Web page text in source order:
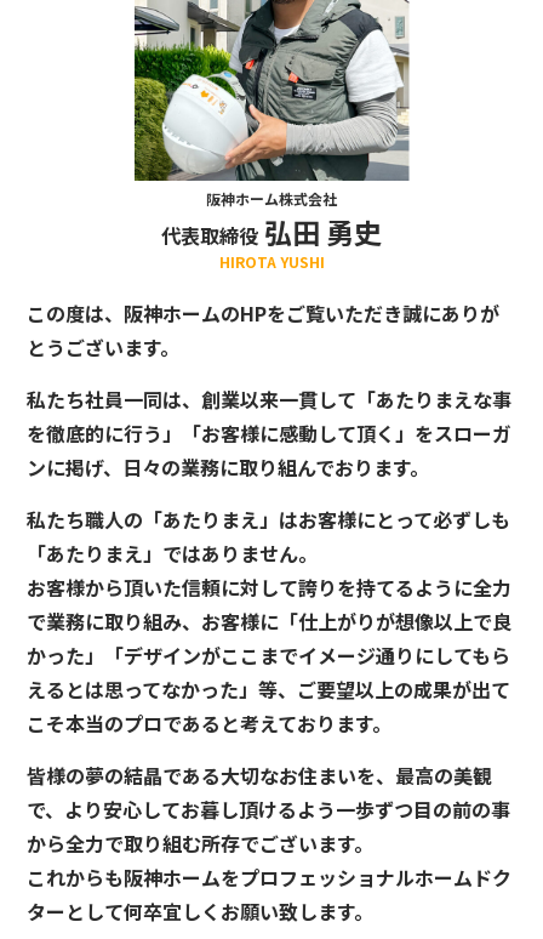
阪神ホーム株式会社
代表取締役 弘田 勇史
HIROTA YUSHI
この度は、阪神ホームのHPをご覧いただき誠にありが
とうございます。
私たち社員一同は、創業以来一貫して「あたりまえな事
を徹底的に行う」「お客様に感動して頂く」をスローガ
ンに掲げ、日々の業務に取り組んでおります。
私たち職人の「あたりまえ」はお客様にとって必ずしも
「あたりまえ」ではありません。
お客様から頂いた信頼に対して誇りを持てるように全力
で業務に取り組み、お客様に「仕上がりが想像以上で良
かった」「デザインがここまでイメージ通りにしてもら
えるとは思ってなかった」等、ご要望以上の成果が出て
こそ本当のプロであると考えております。
皆様の夢の結晶である大切なお住まいを、最高の美観
で、より安心してお暮し頂けるよう一歩ずつ目の前の事
から全力で取り組む所存でございます。
これからも阪神ホームをプロフェッショナルホームドク
ターとして何卒宜しくお願い致します。